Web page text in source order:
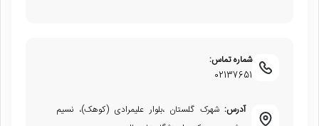
شماره تماس:
02137651
آدرس: شهرک گلستان ،بلوار علیمرادی (کوهک)، نسیم